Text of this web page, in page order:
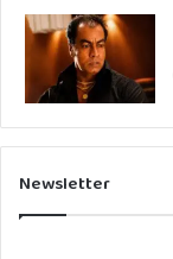
Newsletter